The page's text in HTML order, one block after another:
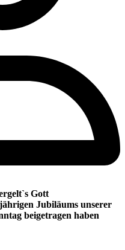
Gott
Jubiläums unserer
beigetragen haben